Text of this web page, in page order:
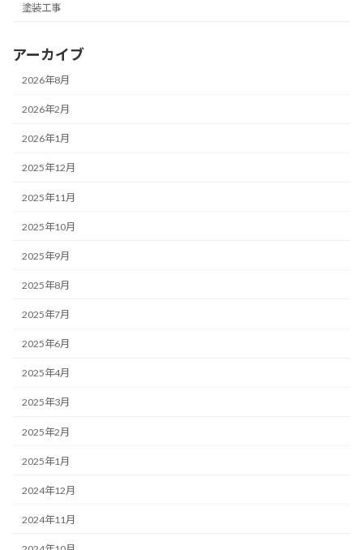
塗装工事
アーカイブ
2026年8月
2026年2月
2026年1月
2025年12月
2025年11月
2025年10月
2025年9月
2025年8月
2025年7月
2025年6月
2025年4月
2025年3月
2025年2月
2025年1月
2024年12月
2024年11月